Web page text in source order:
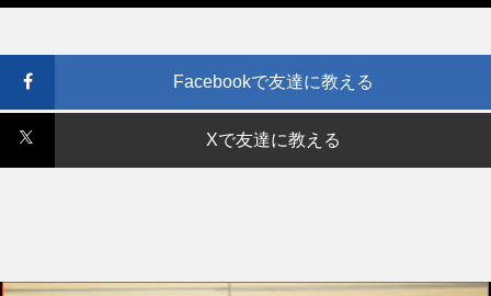
Facebookで友達に教える
Xで友達に教える